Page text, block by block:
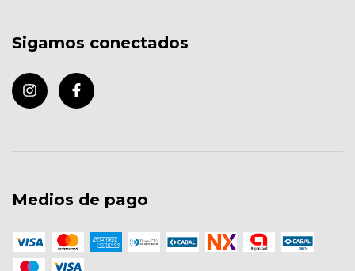
Sigamos conectados
Medios de pago